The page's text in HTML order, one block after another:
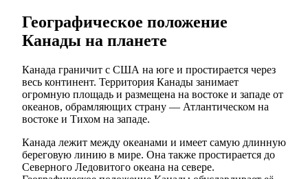
Географическое положение
Канады на планете
Канада граничит с США на юге и простирается через
весь континент. Территория Канады занимает
огромную площадь и размещена на востоке и западе от
океанов, обрамляющих страну — Атлантическом на
востоке и Тихом на западе.
Канада лежит между океанами и имеет самую длинную
береговую линию в мире. Она также простирается до
Северного Ледовитого океана на севере.